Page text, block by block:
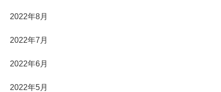
2022年8月
2022年7月
2022年6月
2022年5月